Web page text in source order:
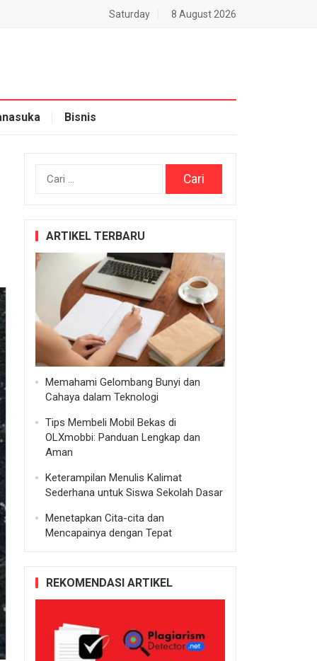
Saturday 8 August 2026
Bisnis
Cari
ARTIKEL TERBARU
Memahami Gelombang Bunyi dan
Cahaya dalam Teknologi
Tips Membeli Mobil Bekas di
OLXmobbi: Panduan Lengkap dan
Aman
Keterampilan Menulis Kalimat
Sederhana untuk Siswa Sekolah Dasar
Menetapkan Cita-cita dan
Mencapainya dengan Tepat
REKOMENDASI ARTIKEL